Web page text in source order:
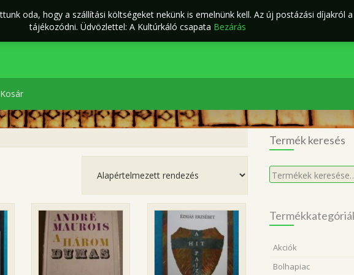
ÁSZF Kapcsolat Rendelés és szállítás
Webáruház
Kosár
Termék keresés
Keresés
a
Akciók
Bolhapiac
oda, hogy a szállítási költségeket nekünk is emelnünk kell. Az új postázási díjakról
tájékozódni. Üdvözlettel: A Kultúrkáló csapata Bezárás